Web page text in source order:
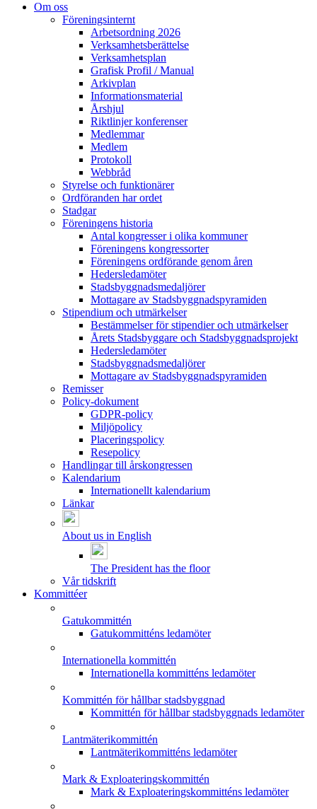
Om oss
Föreningsinternt
Arbetsordning 2026
Verksamhetsberättelse
Verksamhetsplan
Grafisk Profil / Manual
Arkivplan
Informationsmaterial
Årshjul
Riktlinjer konferenser
Medlemmar
Medlem
Protokoll
Webbråd
Styrelse och funktionärer
Ordföranden har ordet
Stadgar
Föreningens historia
Antal kongresser i olika kommuner
Föreningens kongressorter
Föreningens ordförande genom åren
Hedersledamöter
Stadsbyggnadsmedaljörer
Mottagare av Stadsbyggnadspyramiden
Stipendium och utmärkelser
Bestämmelser för stipendier och utmärkelser
Årets Stadsbyggare och Stadsbyggnadsprojekt
Hedersledamöter
Stadsbyggnadsmedaljörer
Mottagare av Stadsbyggnadspyramiden
Remisser
Policy-dokument
GDPR-policy
Miljöpolicy
Placeringspolicy
Resepolicy
Handlingar till årskongressen
Kalendarium
Internationellt kalendarium
Länkar
About us in English
The President has the floor
Vår tidskrift
Kommittéer
Gatukommittén
Gatukommitténs ledamöter
Internationella kommittén
Internationella kommitténs ledamöter
Kommittén för hållbar stadsbyggnad
Kommittén för hållbar stadsbyggnads ledamöter
Lantmäterikommittén
Lantmäterikommitténs ledamöter
Mark & Exploateringskommittén
Mark & Exploateringskommitténs ledamöter